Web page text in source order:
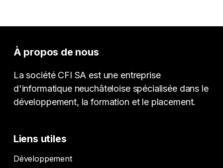
À propos de nous
La société CFI SA est une entreprise
d'informatique neuchâteloise spécialisée dans le
développement, la formation et le placement.
Liens utiles
Développement